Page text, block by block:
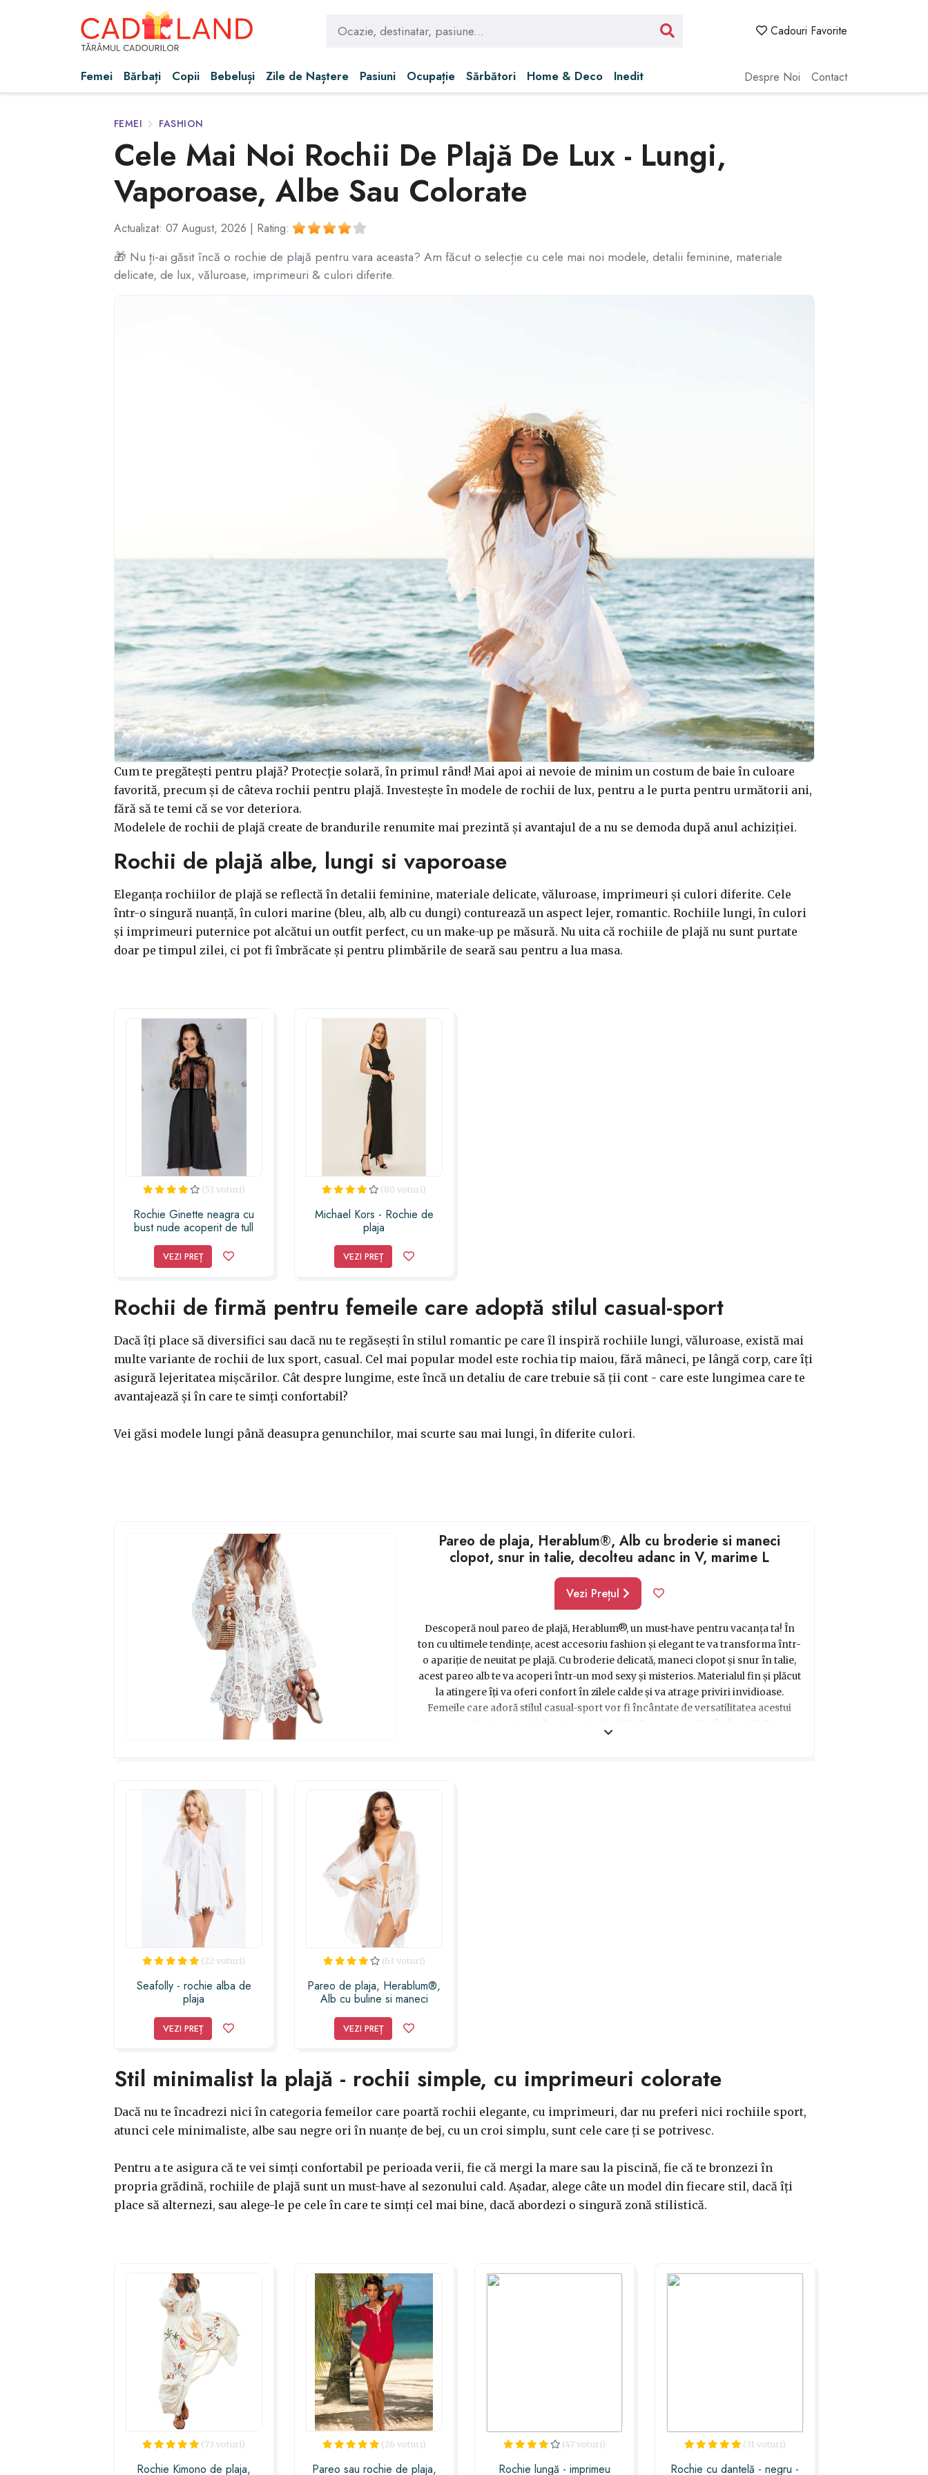
Cadouri Favorite
Femei Bărbați Copii Bebeluși Zile de Naștere Pasiuni Ocupație Sărbători Home & Deco Inedit Despre Noi Contact
FEMEI FASHION
Cele Mai Noi Rochii De Plajă De Lux - Lungi,
Vaporoase, Albe Sau Colorate
Actualizat: 07 August, 2026 | Rating:
🎁 Nu ți-ai găsit încă o rochie de plajă pentru vara aceasta? Am făcut o selecție cu cele mai noi modele, detalii feminine, materiale
delicate, de lux, văluroase, imprimeuri & culori diferite.
Cum te pregătești pentru plajă? Protecție solară, în primul rând! Mai apoi ai nevoie de minim un costum de baie în culoare
favorită, precum și de câteva rochii pentru plajă. Investește în modele de rochii de lux, pentru a le purta pentru următorii ani,
fără să te temi că se vor deteriora.
Modelele de rochii de plajă create de brandurile renumite mai prezintă și avantajul de a nu se demoda după anul achiziției.
Rochii de plajă albe, lungi si vaporoase
Eleganța rochiilor de plajă se reflectă în detalii feminine, materiale delicate, văluroase, imprimeuri și culori diferite. Cele
într-o singură nuanță, în culori marine (bleu, alb, alb cu dungi) conturează un aspect lejer, romantic. Rochiile lungi, în culori
și imprimeuri puternice pot alcătui un outfit perfect, cu un make-up pe măsură. Nu uita că rochiile de plajă nu sunt purtate
doar pe timpul zilei, ci pot fi îmbrăcate și pentru plimbările de seară sau pentru a lua masa.
(53 voturi)
Rochie Ginette neagra cu
bust nude acoperit de tull
VEZI PREȚ
(80 voturi)
Michael Kors - Rochie de
plaja
VEZI PREȚ
Rochii de firmă pentru femeile care adoptă stilul casual-sport
Dacă îți place să diversifici sau dacă nu te regăsești în stilul romantic pe care îl inspiră rochiile lungi, văluroase, există mai
multe variante de rochii de lux sport, casual. Cel mai popular model este rochia tip maiou, fără mâneci, pe lângă corp, care îți
asigură lejeritatea mișcărilor. Cât despre lungime, este încă un detaliu de care trebuie să ții cont - care este lungimea care te
avantajează și în care te simți confortabil?
Vei găsi modele lungi până deasupra genunchilor, mai scurte sau mai lungi, în diferite culori.
Pareo de plaja, Herablum®, Alb cu broderie si maneci
clopot, snur in talie, decolteu adanc in V, marime L
Vezi Prețul
Descoperă noul pareo de plajă, Herablum®, un must-have pentru vacanța ta! În
ton cu ultimele tendințe, acest accesoriu fashion și elegant te va transforma într-
o apariție de neuitat pe plajă. Cu broderie delicată, maneci clopot și snur în talie,
acest pareo alb te va acoperi într-un mod sexy și misterios. Materialul fin și plăcut
la atingere îți va oferi confort în zilele calde și va atrage priviri invidioase.
Femeile care adoră stilul casual-sport vor fi încântate de versatilitatea acestui
pareo, perfect pentru zilele petrecute la plajă. Cu o prezență atât de atrăgătoare,
(22 voturi)
Seafolly - rochie alba de
plaja
VEZI PREȚ
(63 voturi)
Pareo de plaja, Herablum®,
Alb cu buline si maneci
decolteu adanc in V, marime
L
VEZI PREȚ
Stil minimalist la plajă - rochii simple, cu imprimeuri colorate
Dacă nu te încadrezi nici în categoria femeilor care poartă rochii elegante, cu imprimeuri, dar nu preferi nici rochiile sport,
atunci cele minimaliste, albe sau negre ori în nuanțe de bej, cu un croi simplu, sunt cele care ți se potrivesc.
Pentru a te asigura că te vei simți confortabil pe perioada verii, fie că mergi la mare sau la piscină, fie că te bronzezi în
propria grădină, rochiile de plajă sunt un must-have al sezonului cald. Așadar, alege câte un model din fiecare stil, dacă îți
place să alternezi, sau alege-le pe cele în care te simți cel mai bine, dacă abordezi o singură zonă stilistică.
(73 voturi)
Rochie Kimono de plaja,
(26 voturi)
Pareo sau rochie de plaja,
(47 voturi)
Rochie lungă - imprimeu
(31 voturi)
Rochie cu dantelă - negru -